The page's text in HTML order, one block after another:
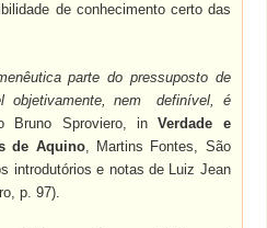
de conhecimento certo das
parte do pressuposto de
objetivamente, nem definível, é
Bruno Sproviero, inVerdade e
de Aquino, Martins Fontes, São
introdutórios e notas de Luiz Jean
p. 97).